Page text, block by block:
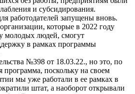
и субсидирования.
работодателей запущены вновь.
которые в 2022 году
молодых людей, смогут
в рамках программы
№398 от 18.03.22., но это, по
программа, поскольку на своем
мы уже работали в ее рамках в
штат, а наоборот открывали